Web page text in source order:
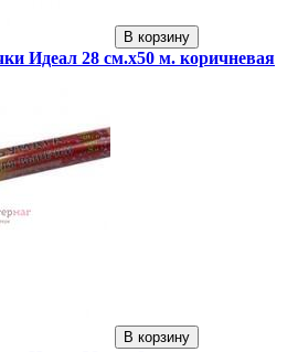
В корзину
Идеал 28 см.х50 м. коричневая
В корзину